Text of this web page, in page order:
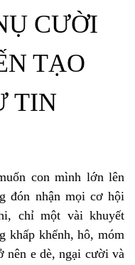
CƯỜI
TẠO
TIN
con mình lớn lên
đón nhận mọi cơ hội
chỉ một vài khuyết
khấp khểnh, hô, móm
nên e dè, ngại cười và